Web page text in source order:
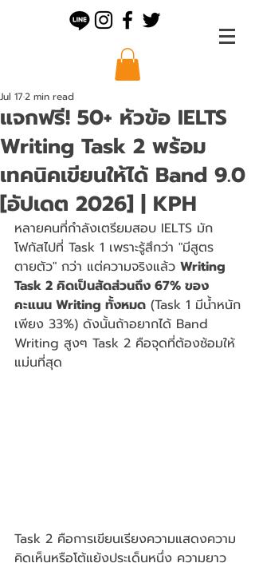
แจกฟรี! 50+ หัวข้อ IELTS
Writing Task 2 พร้อม
เทคนิคเขียนให้ได้ Band 9.0
[อัปเดต 2026] | KPH
Jul 172 min read
หลายคนที่กำลังเตรียมสอบ IELTS มัก
โฟกัสไปที่ Task 1 เพราะรู้สึกว่า "มีสูตร
ตายตัว" กว่า แต่ความจริงแล้ว Writing
Task 2 คิดเป็นสัดส่วนถึง 67% ของ
คะแนน Writing ทั้งหมด (Task 1 มีน้ำหนัก
เพียง 33%) ดังนั้นถ้าอยากได้ Band
Writing สูงๆ Task 2 คือจุดที่ต้องซ้อมให้
แม่นที่สุด
Task 2 คือการเขียนเรียงความแสดงความ
คิดเห็นหรือโต้แย้งประเด็นหนึ่ง ความยาว